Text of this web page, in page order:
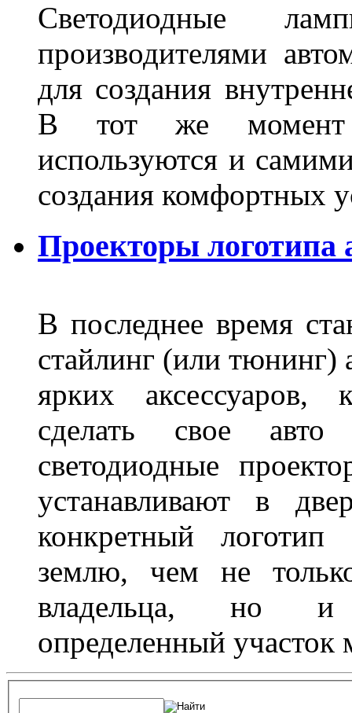
Светодиодные
производителями
для создания
В тот же момент
используются и
создания комфортных
Проекторы логотипа
В последнее время
стайлинг (или тюнинг)
ярких аксессуаров,
сделать свое
светодиодные
устанавливают в
конкретный логотип
землю, чем не
владельца, но и
определенный участок